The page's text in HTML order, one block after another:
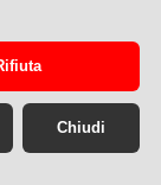
Chiudi